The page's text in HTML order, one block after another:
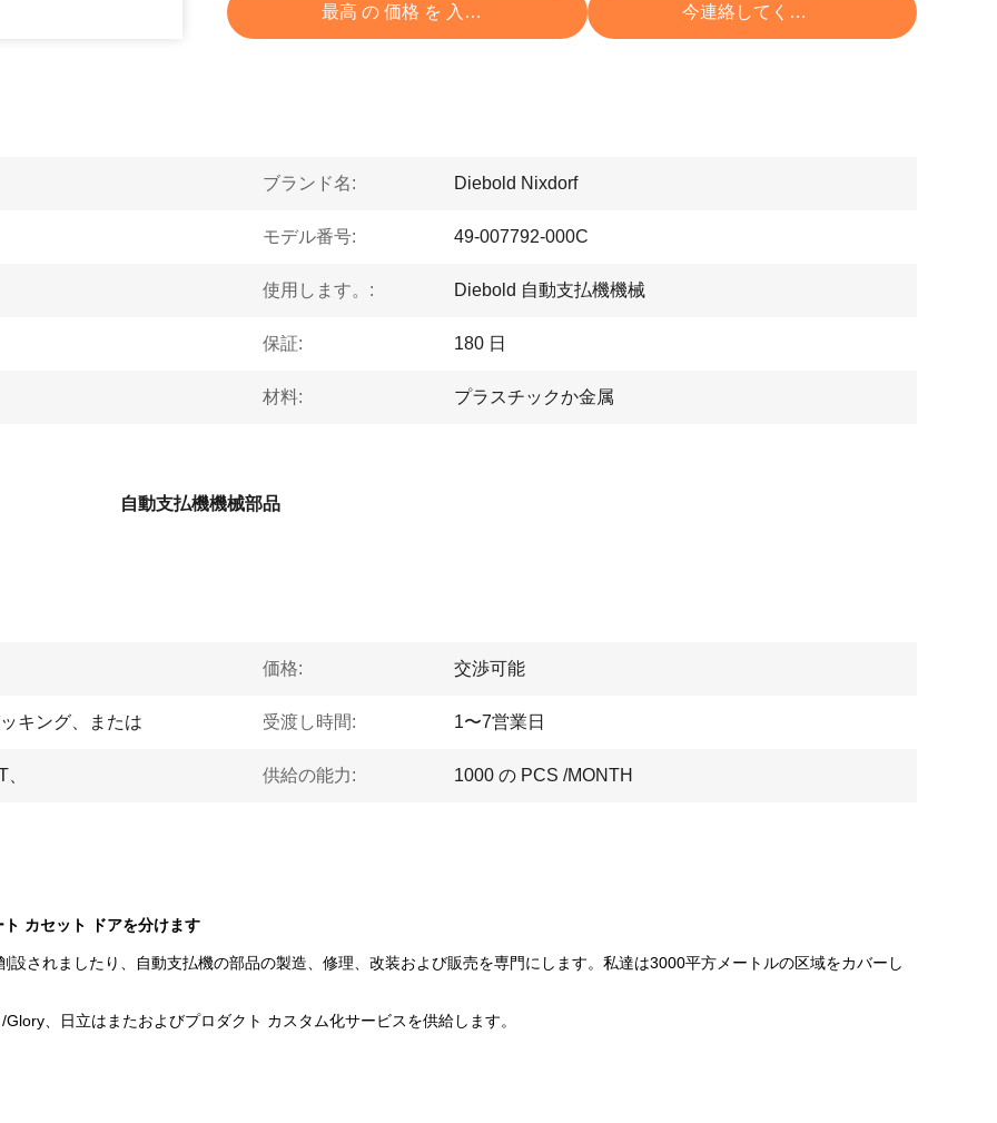
最高 の 価格 を 入手 する 今連絡してください
ブランド名: Diebold Nixdorf
モデル番号: 49-007792-000C
使用します。: Diebold 自動支払機機械
保証: 180 日
材料: プラスチックか金属
自動支払機機械部品
価格: 交渉可能
キング、または 受渡し時間: 1〜7営業日
供給の能力: 1000 の PCS /MONTH
カセット ドアを分けます
設されましたり、自動支払機の部品の製造、修理、改装および販売を専門にします。私達は3000平方メートルの区域をカバーし
、日立はまたおよびプロダクト カスタム化サービスを供給します。